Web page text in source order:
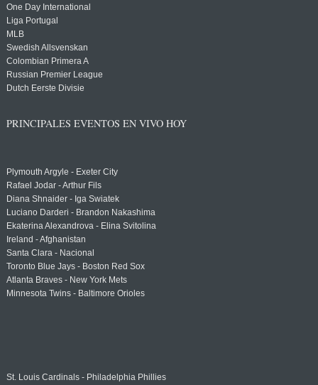
One Day International
Liga Portugal
MLB
Swedish Allsvenskan
Colombian Primera A
Russian Premier League
Dutch Eerste Divisie
PRINCIPALES EVENTOS EN VIVO HOY
Plymouth Argyle - Exeter City
Rafael Jodar - Arthur Fils
Diana Shnaider - Iga Swiatek
Luciano Darderi - Brandon Nakashima
Ekaterina Alexandrova - Elina Svitolina
Ireland - Afghanistan
Santa Clara - Nacional
Toronto Blue Jays - Boston Red Sox
Atlanta Braves - New York Mets
Minnesota Twins - Baltimore Orioles
St. Louis Cardinals - Philadelphia Phillies